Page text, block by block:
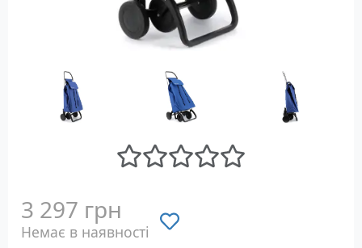
3 297 грн
Немає в наявності